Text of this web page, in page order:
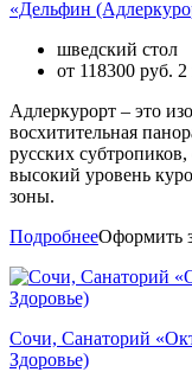
«Дельфин
шведский стол
от 118300 руб. 2
Адлеркурорт – это
восхитительная
русских
высокий уровень
зоны.
ПодробнееОформить
Сочи, Санаторий
Здоровье)